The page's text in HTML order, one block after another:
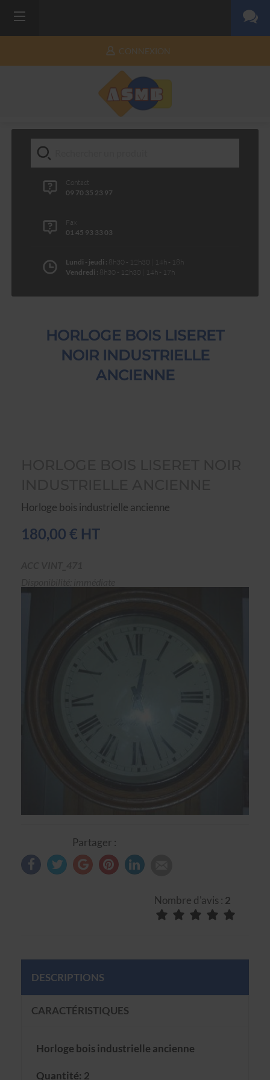
CONNEXION
Contact
09 70 35 23 97
Fax
01 45 93 33 03
Lundi - jeudi : 8h30 - 12h30 | 14h - 18h
Vendredi : 8h30 - 12h30 | 14h - 17h
HORLOGE BOIS LISERET
NOIR INDUSTRIELLE
ANCIENNE
Horloge bois industrielle ancienne
180,00 € HT
Partager :
Nombre d'avis : 2
DESCRIPTIONS
CARACTÉRISTIQUES
Horloge bois industrielle ancienne
Quantité: 2